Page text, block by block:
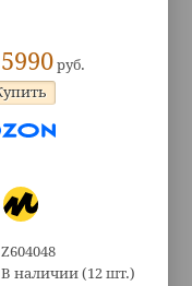
5990руб.
Z604048
В наличии (12 шт.)